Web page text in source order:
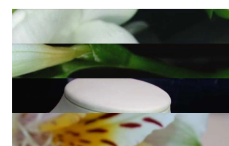
Zeitloser Carré Ring mit schwarzen Diamanten
Schlichte Carré Ohrstecker mit schwarzen Diamanten
4.537,82 €
Schlichter Carré Anhänger mit schwarze Diamanten
Zeitloser Carré Ring mit naturbraunen & weißen Brillanten
3.085,72 €